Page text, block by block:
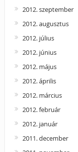
2012. szeptember
2012. augusztus
2012. július
2012. június
2012. május
2012. április
2012. március
2012. február
2012. január
2011. december